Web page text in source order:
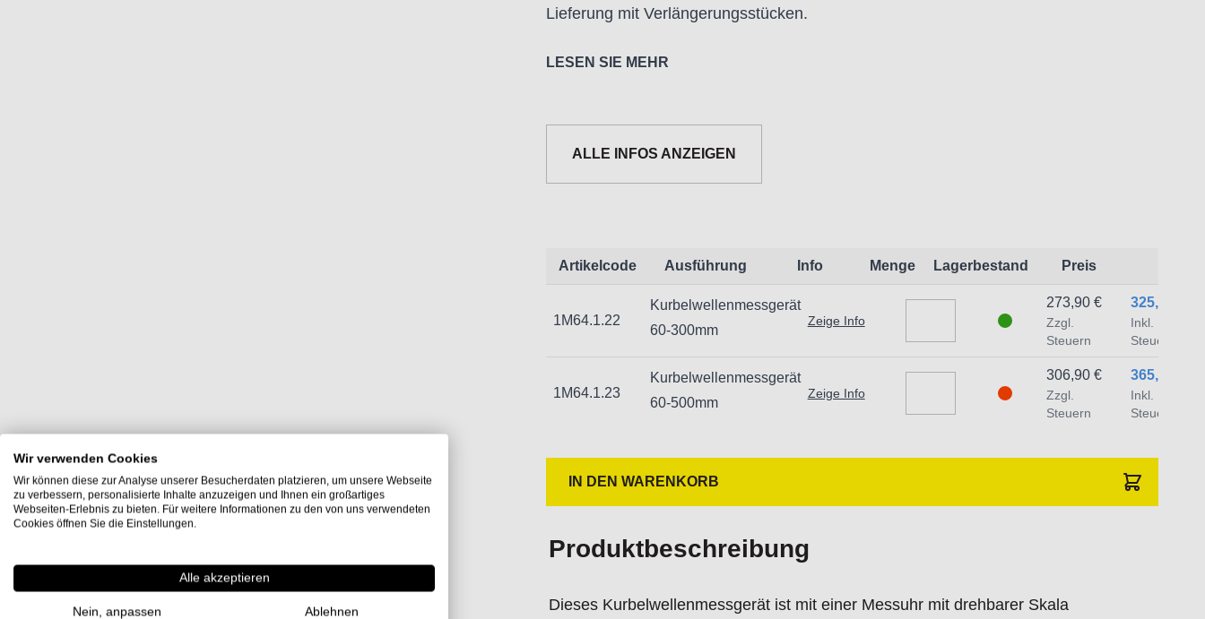
Lieferung mit Verlängerungsstücken.
Informationen zur Produktsicherheit:
Nur für den vorhergesehenen Verwendungszweck geeignet.
Importeur/Hersteller:
Hogetex/Kometex B.V., Gesinkkampstraat 1,7051 HR Varsseveld/ Netherlands,
LESEN SIE MEHR
ALLE INFOS ANZEIGEN
Artikelcode Ausführung Info Menge Lagerbestand Preis
1M64.1.22
Kurbelwellenmessgerät
60-300mm
Zeige Info
325,94 €
Inkl.
Steuern
273,90 €
Zzgl.
Steuern
1M64.1.23
Kurbelwellenmessgerät
60-500mm
Zeige Info
365,21 €
Inkl.
Steuern
306,90 €
Zzgl.
Steuern
IN DEN WARENKORB
Produktbeschreibung
Dieses Kurbelwellenmessgerät ist mit einer Messuhr mit drehbarer Skala
Wir verwenden Cookies
Wir können diese zur Analyse unserer Besucherdaten platzieren, um unsere Webseite
zu verbessern, personalisierte Inhalte anzuzeigen und Ihnen ein großartiges
Webseiten-Erlebnis zu bieten. Für weitere Informationen zu den von uns verwendeten
Cookies öffnen Sie die Einstellungen.
Alle akzeptieren
Nein, anpassen Ablehnen